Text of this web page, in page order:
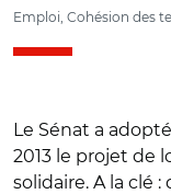
Emploi, Cohésion des
Le Sénat a
2013 le projet de
solidaire. A la clé